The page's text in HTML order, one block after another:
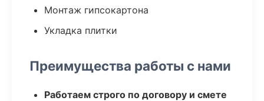
Монтаж гипсокартона
Укладка плитки
Преимущества работы с нами
Работаем строго по договору и смете